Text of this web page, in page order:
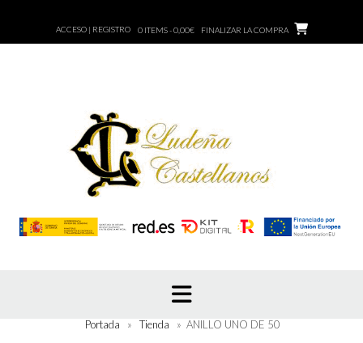
contenido
ACCESO | REGISTRO 0 ITEMS - 0,00€ FINALIZAR LA COMPRA
Portada » Tienda » ANILLO UNO DE 50